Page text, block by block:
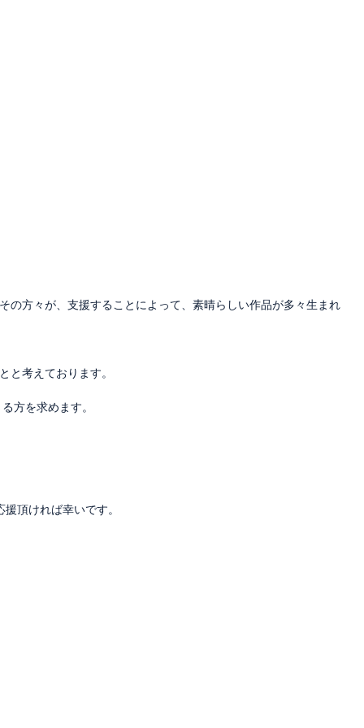
の方々が、支援することによって、素晴らしい作品が多々生まれ
と考えております。
方を求めます。
頂ければ幸いです。